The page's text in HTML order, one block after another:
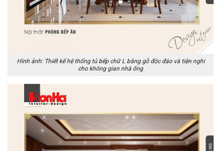
Hình ảnh: Thiết kế hệ thống tủ bếp chữ L bằng gỗ độc đáo và tiện nghi
cho không gian nhà ống